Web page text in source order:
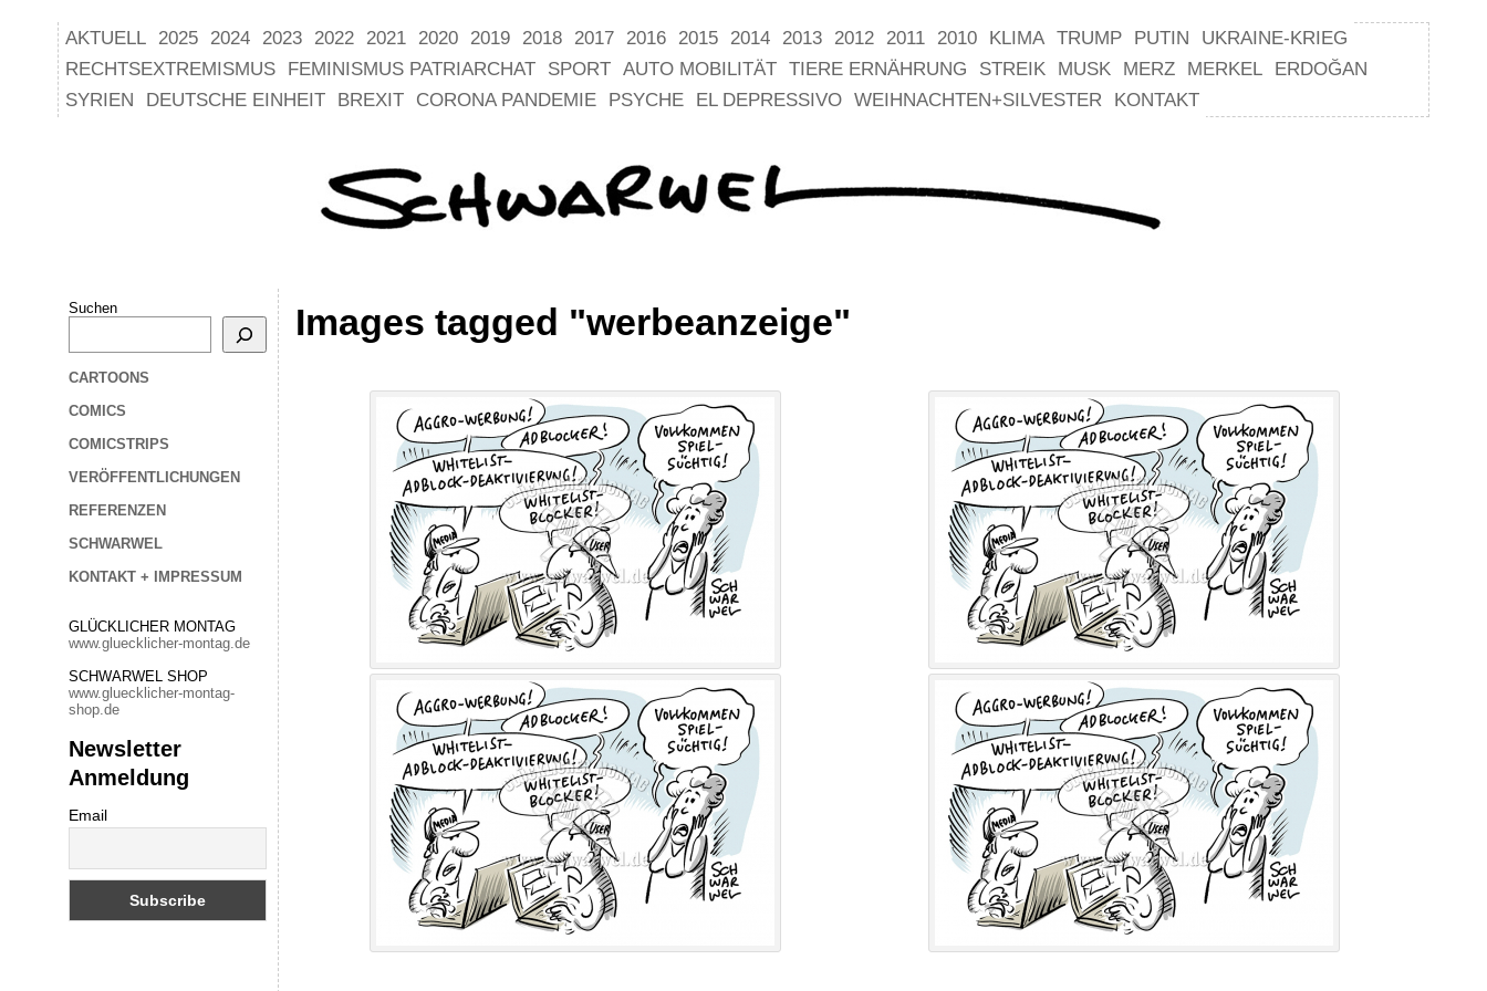
AKTUELL 2025 2024 2023 2022 2021 2020 2019 2018 2017 2016 2015 2014 2013 2012 2011 2010 KLIMA TRUMP PUTIN
UKRAINE-KRIEG
RECHTSEXTREMISMUS
FEMINISMUS PATRIARCHAT SPORT AUTO MOBILITÄT TIERE ERNÄHRUNG STREIK MUSK MERZ MERKEL
ERDOĞAN
SYRIEN
DEUTSCHE EINHEIT BREXIT CORONA PANDEMIE PSYCHE EL DEPRESSIVO WEIHNACHTEN+SILVESTER KONTAKT
Suchen
CARTOONS
COMICS
COMICSTRIPS
VERÖFFENTLICHUNGEN
REFERENZEN
SCHWARWEL
KONTAKT + IMPRESSUM
GLÜCKLICHER MONTAG
www.gluecklicher-montag.de
SCHWARWEL SHOP
www.gluecklicher-montag-
shop.de
Newsletter
Anmeldung
Email
Images tagged "werbeanzeige"